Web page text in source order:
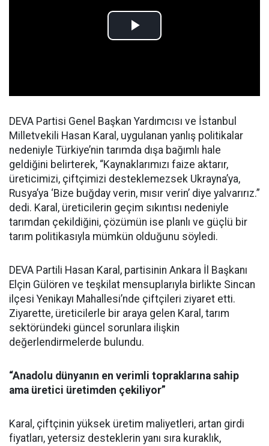
DEVA Partisi Genel Başkan Yardımcısı ve İstanbul
Milletvekili Hasan Karal, uygulanan yanlış politikalar
nedeniyle Türkiye’nin tarımda dışa bağımlı hale
geldiğini belirterek, “Kaynaklarımızı faize aktarır,
üreticimizi, çiftçimizi desteklemezsek Ukrayna’ya,
Rusya’ya ‘Bize buğday verin, mısır verin’ diye yalvarırız.”
dedi. Karal, üreticilerin geçim sıkıntısı nedeniyle
tarımdan çekildiğini, çözümün ise planlı ve güçlü bir
tarım politikasıyla mümkün olduğunu söyledi.
DEVA Partili Hasan Karal, partisinin Ankara İl Başkanı
Elçin Gülören ve teşkilat mensuplarıyla birlikte Sincan
ilçesi Yenikayı Mahallesi’nde çiftçileri ziyaret etti.
Ziyarette, üreticilerle bir araya gelen Karal, tarım
sektöründeki güncel sorunlara ilişkin
değerlendirmelerde bulundu.
“Anadolu dünyanın en verimli topraklarına sahip
ama üretici üretimden çekiliyor”
Karal, çiftçinin yüksek üretim maliyetleri, artan girdi
fiyatları, yetersiz desteklerin yanı sıra kuraklık,